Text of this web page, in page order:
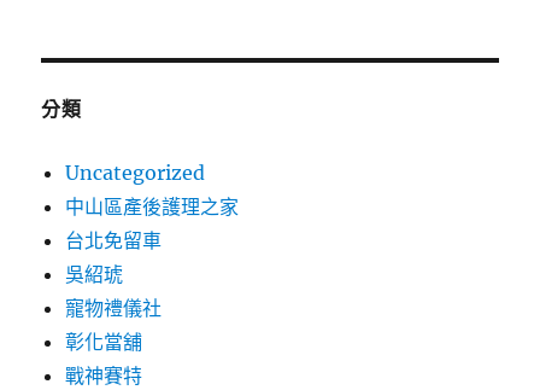
分類
Uncategorized
中山區產後護理之家
台北免留車
吳紹琥
寵物禮儀社
彰化當舖
戰神賽特